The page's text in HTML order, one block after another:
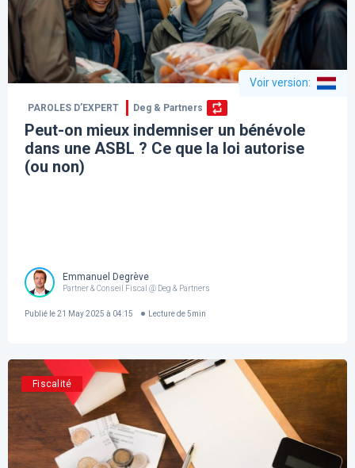
Voir version:
PAROLES D’EXPERT Deg & Partners
Peut-on mieux indemniser un bénévole
dans une ASBL ? Ce que la loi autorise
(ou non)
Emmanuel Degrève
Partner & Conseil Fiscal @ Deg & Partners
Publié le21 May 2025 à 04:15 Lecture de 5min
Fiscalité